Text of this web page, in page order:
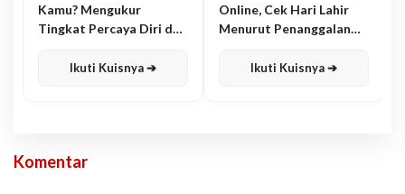
Kamu? Mengukur
Tingkat Percaya Diri dan
Ikuti Kuisnya ➔
Online, Cek Hari Lahir
Menurut Penanggalan
Ikuti Kuisnya ➔
Komentar